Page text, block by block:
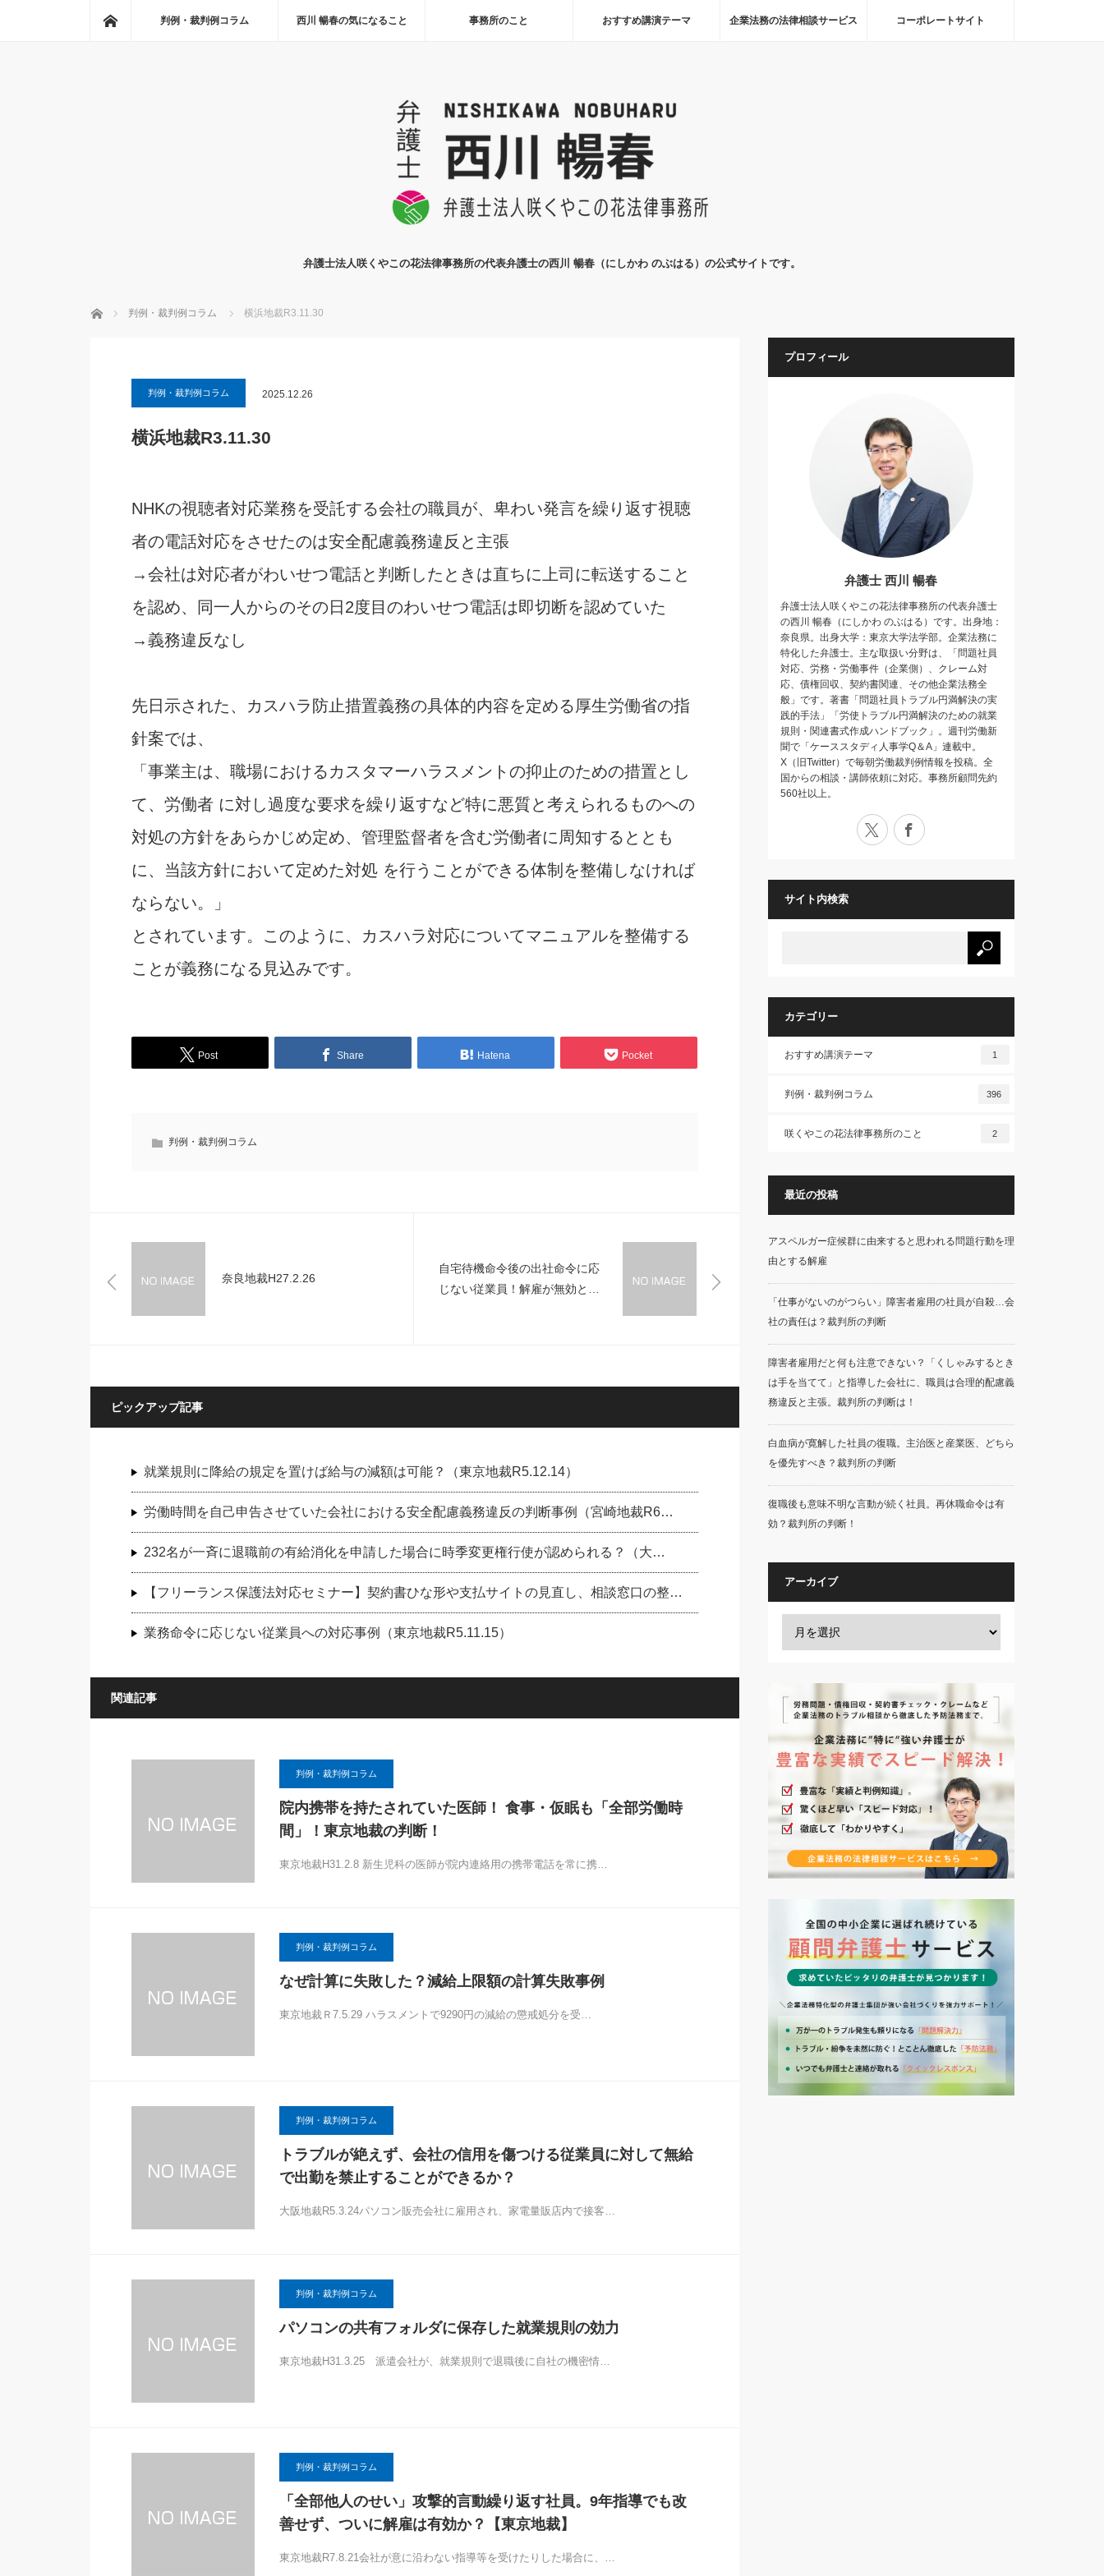
ホーム判例・裁判例コラム 西川 暢春の気になること 事務所のこと おすすめ講演テーマ 企業法務の法律相談サービス コーポレートサイト
弁護士法人咲くやこの花法律事務所の代表弁護士の西川 暢春（にしかわ のぶはる）の公式サイトです。
ホーム 判例・裁判例コラム 横浜地裁R3.11.30
判例・裁判例コラム 2025.12.26
横浜地裁R3.11.30
NHKの視聴者対応業務を受託する会社の職員が、卑わい発言を繰り返す視聴
者の電話対応をさせたのは安全配慮義務違反と主張
→会社は対応者がわいせつ電話と判断したときは直ちに上司に転送すること
を認め、同一人からのその日2度目のわいせつ電話は即切断を認めていた
→義務違反なし
先日示された、カスハラ防止措置義務の具体的内容を定める厚生労働省の指
針案では、
「事業主は、職場におけるカスタマーハラスメントの抑止のための措置とし
て、労働者 に対し過度な要求を繰り返すなど特に悪質と考えられるものへの
対処の方針をあらかじめ定め、管理監督者を含む労働者に周知するととも
に、当該方針において定めた対処 を行うことができる体制を整備しなければ
ならない。」
とされています。このように、カスハラ対応についてマニュアルを整備する
ことが義務になる見込みです。
Post Share Hatena Pocket
判例・裁判例コラム
奈良地裁H27.2.26
自宅待機命令後の出社命令に応
じない従業員！解雇が無効と判
ピックアップ記事
就業規則に降給の規定を置けば給与の減額は可能？（東京地裁R5.12.14）
労働時間を自己申告させていた会社における安全配慮義務違反の判断事例（宮崎地裁R6…
232名が一斉に退職前の有給消化を申請した場合に時季変更権行使が認められる？（大…
【フリーランス保護法対応セミナー】契約書ひな形や支払サイトの見直し、相談窓口の整…
業務命令に応じない従業員への対応事例（東京地裁R5.11.15）
関連記事
判例・裁判例コラム
院内携帯を持たされていた医師！ 食事・仮眠も「全部労働時
間」！東京地裁の判断！
東京地裁H31.2.8 新生児科の医師が院内連絡用の携帯電話を常に携…
判例・裁判例コラム
なぜ計算に失敗した？減給上限額の計算失敗事例
東京地裁Ｒ7.5.29 ハラスメントで9290円の減給の懲戒処分を受…
判例・裁判例コラム
トラブルが絶えず、会社の信用を傷つける従業員に対して無給
で出勤を禁止することができるか？
大阪地裁R5.3.24パソコン販売会社に雇用され、家電量販店内で接客…
判例・裁判例コラム
パソコンの共有フォルダに保存した就業規則の効力
東京地裁H31.3.25 派遣会社が、就業規則で退職後に自社の機密情…
判例・裁判例コラム
「全部他人のせい」攻撃的言動繰り返す社員。9年指導でも改
善せず、ついに解雇は有効か？【東京地裁】
東京地裁R7.8.21会社が意に沿わない指導等を受けたりした場合に、…
プロフィール
弁護士 西川 暢春
弁護士法人咲くやこの花法律事務所の代表弁護士
の西川 暢春（にしかわ のぶはる）です。出身地：
奈良県。出身大学：東京大学法学部。企業法務に
特化した弁護士。主な取扱い分野は、「問題社員
対応、労務・労働事件（企業側）、クレーム対
応、債権回収、契約書関連、その他企業法務全
般」です。著書「問題社員トラブル円満解決の実
践的手法」「労使トラブル円満解決のための就業
規則・関連書式作成ハンドブック」。週刊労働新
聞で「ケーススタディ人事学Q＆A」連載中。
X（旧Twitter）で毎朝労働裁判例情報を投稿。全
国からの相談・講師依頼に対応。事務所顧問先約
560社以上。
サイト内検索
カテゴリー
おすすめ講演テーマ 1
判例・裁判例コラム 396
咲くやこの花法律事務所のこと 2
最近の投稿
アスペルガー症候群に由来すると思われる問題行動を理
由とする解雇
「仕事がないのがつらい」障害者雇用の社員が自殺…会
社の責任は？裁判所の判断
障害者雇用だと何も注意できない？「くしゃみするとき
は手を当てて」と指導した会社に、職員は合理的配慮義
務違反と主張。裁判所の判断は！
白血病が寛解した社員の復職。主治医と産業医、どちら
を優先すべき？裁判所の判断
復職後も意味不明な言動が続く社員。再休職命令は有
効？裁判所の判断！
アーカイブ